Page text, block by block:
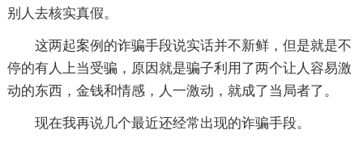
别人去核实真假。
这两起案例的诈骗手段说实话并不新鲜，但是就是不
停的有人上当受骗，原因就是骗子利用了两个让人容易激
动的东西，金钱和情感，人一激动，就成了当局者了。
现在我再说几个最近还经常出现的诈骗手段。